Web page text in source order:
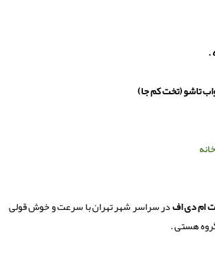
تاشو (تخت کم جا)
دی افدر سراسر شهر تهران با سرعت و خوش قولی
هستی .